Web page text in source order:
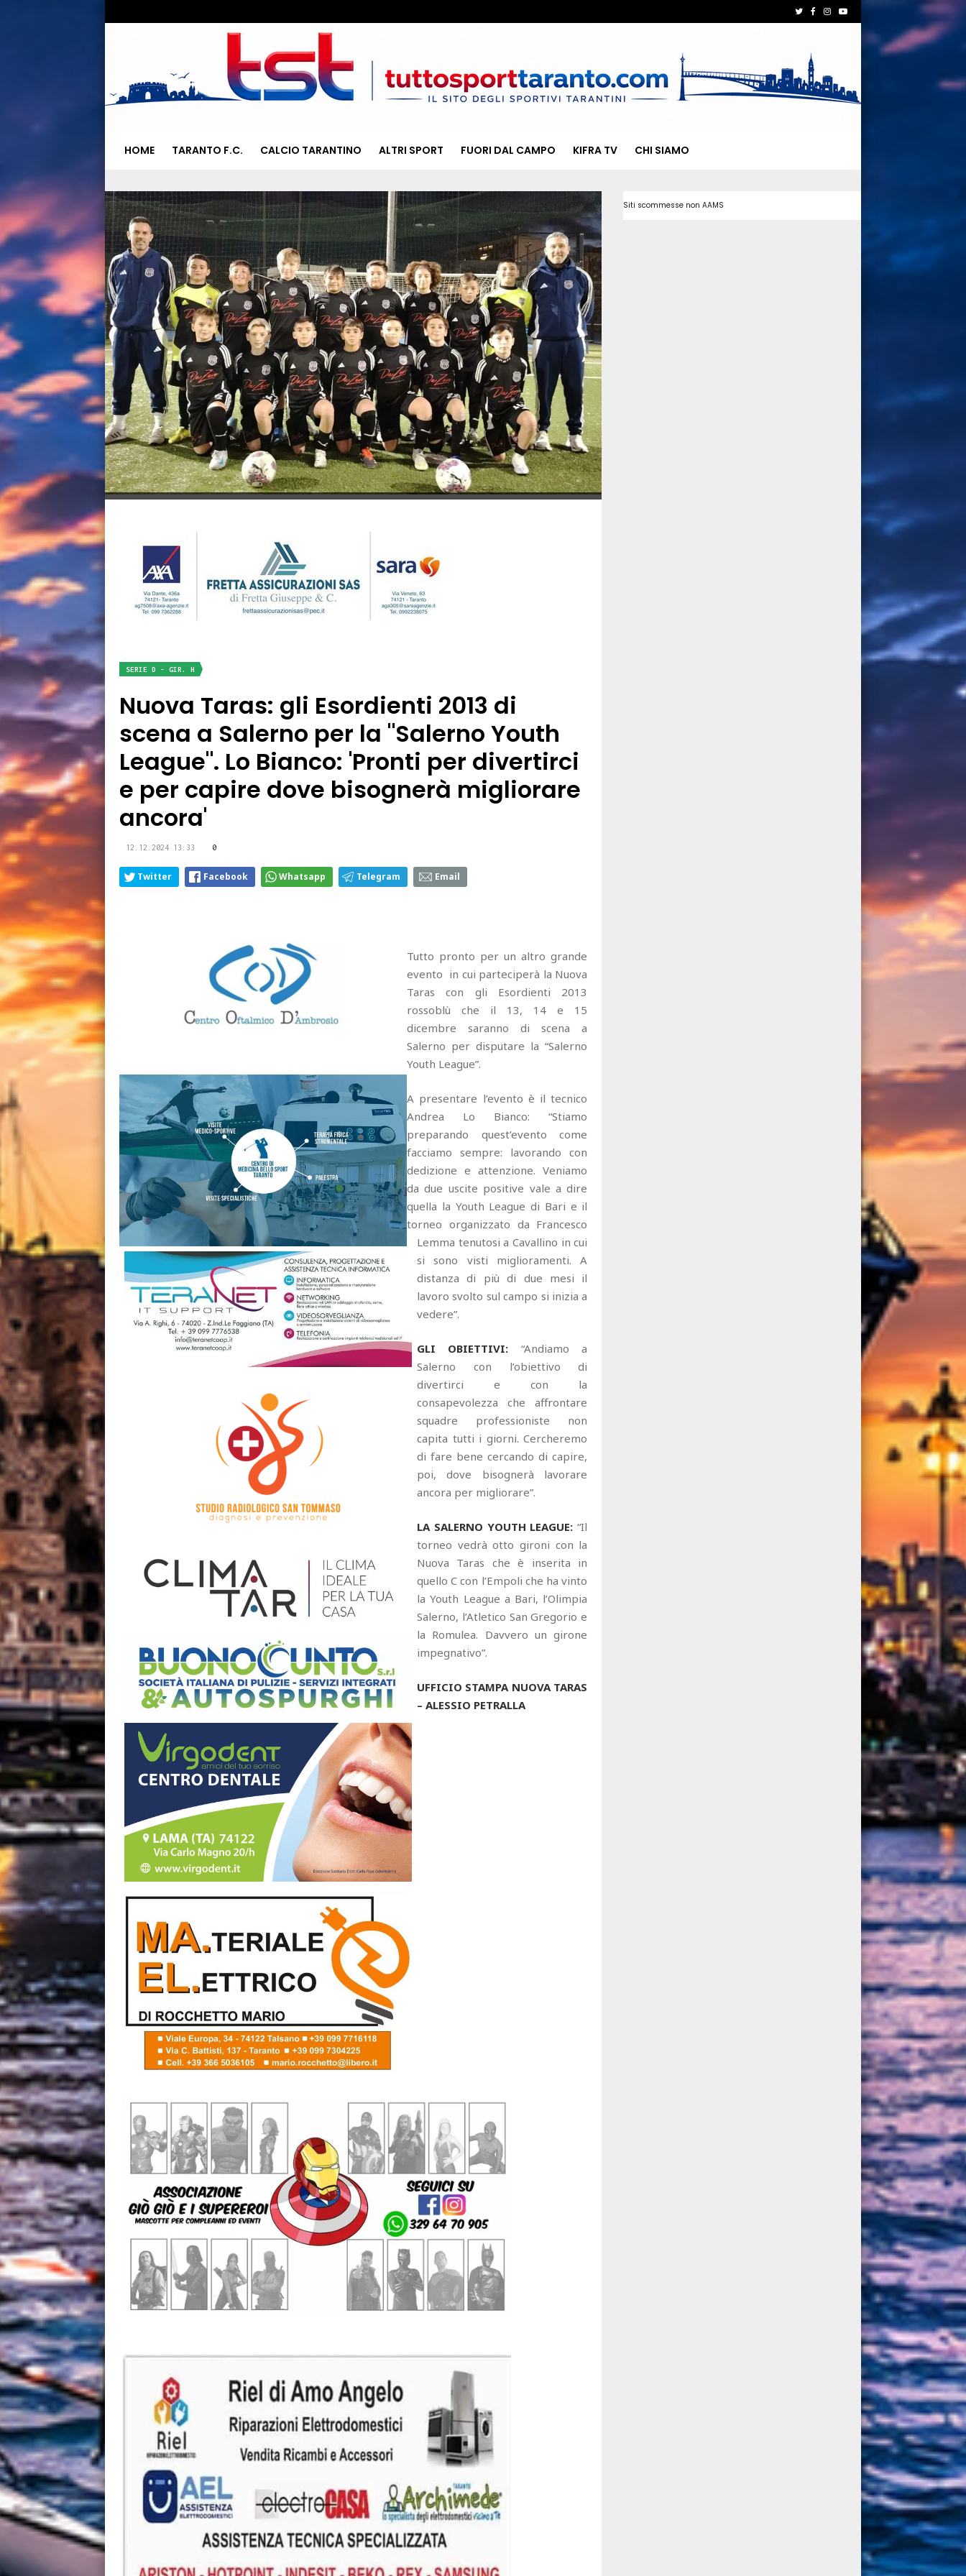
HOME TARANTO F.C. CALCIO TARANTINO ALTRI SPORT FUORI DAL CAMPO KIFRA TV CHI SIAMO
SERIE D - GIR. H
Nuova Taras: gli Esordienti 2013 di
scena a Salerno per la "Salerno Youth
League". Lo Bianco: 'Pronti per divertirci
e per capire dove bisognerà migliorare
ancora'
12.12.2024 13:33 0
Twitter Facebook Whatsapp Telegram Email
Tutto pronto per un altro grande
evento in cui parteciperà la Nuova
Taras con gli Esordienti 2013
rossoblù che il 13, 14 e 15
dicembre saranno di scena a
Salerno per disputare la “Salerno
Youth League”.
A presentare l’evento è il tecnico
Andrea Lo Bianco: “Stiamo
preparando quest’evento come
facciamo sempre: lavorando con
dedizione e attenzione. Veniamo
da due uscite positive vale a dire
quella la Youth League di Bari e il
torneo organizzato da Francesco
Lemma tenutosi a Cavallino in cui
si sono visti miglioramenti. A
distanza di più di due mesi il
lavoro svolto sul campo si inizia a
vedere”.
GLI OBIETTIVI: “Andiamo a
Salerno con l’obiettivo di
divertirci e con la
consapevolezza che affrontare
squadre professioniste non
capita tutti i giorni. Cercheremo
di fare bene cercando di capire,
poi, dove bisognerà lavorare
ancora per migliorare”.
LA SALERNO YOUTH LEAGUE: “Il
torneo vedrà otto gironi con la
Nuova Taras che è inserita in
quello C con l’Empoli che ha vinto
la Youth League a Bari, l’Olimpia
Salerno, l’Atletico San Gregorio e
la Romulea. Davvero un girone
impegnativo”.
UFFICIO STAMPA NUOVA TARAS
– ALESSIO PETRALLA
Siti scommesse non AAMS